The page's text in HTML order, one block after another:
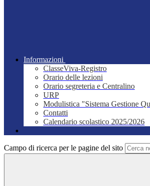
Informazioni
ClasseViva-Registro
Orario delle lezioni
Orario segreteria e Centralino
URP
Modulistica "Sistema Gestione
Contatti
Calendario scolastico 2025/2026
Campo di ricerca per le pagine del sito